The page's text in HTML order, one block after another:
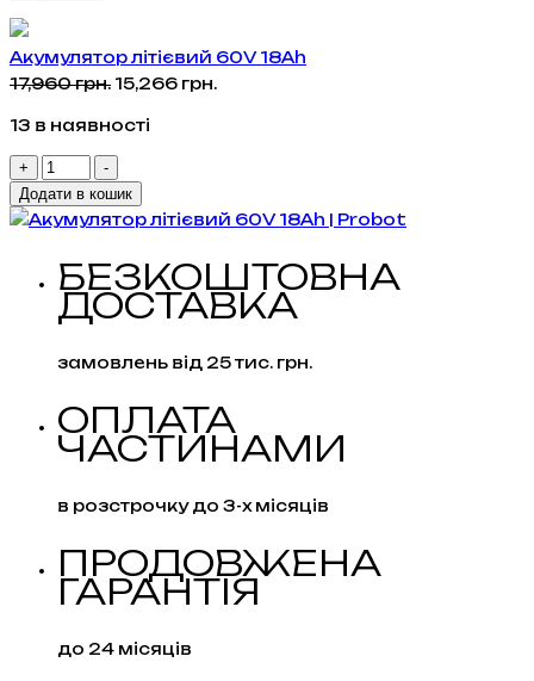
Акумулятор літієвий 60V 18Ah
17,960грн. Оригінальна
17,960 грн..
15,266 грн.Поточна
13 в наявності
+
Акумулятор
літієвий
60V
кількість
-
Додати в кошик
БЕЗКОШТОВНА
ДОСТАВКА
замовлень від 25 тис. грн.
ОПЛАТА
ЧАСТИНАМИ
в розстрочку до 3-х місяців
ПРОДОВЖЕНА
ГАРАНТІЯ
до 24 місяців